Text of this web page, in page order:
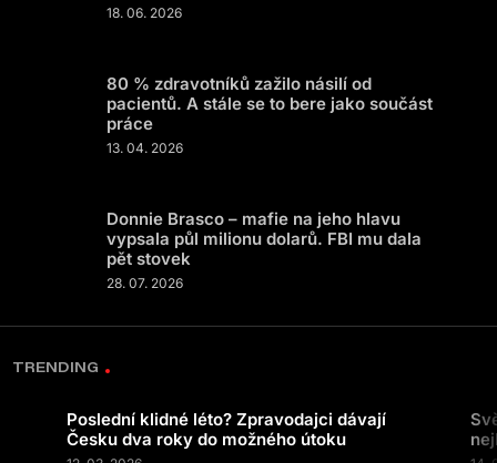
18. 06. 2026
80 % zdravotníků zažilo násilí od
pacientů. A stále se to bere jako součást
práce
13. 04. 2026
Donnie Brasco – mafie na jeho hlavu
vypsala půl milionu dolarů. FBI mu dala
pět stovek
28. 07. 2026
TRENDING
Poslední klidné léto? Zpravodajci dávají
Česku dva roky do možného útoku